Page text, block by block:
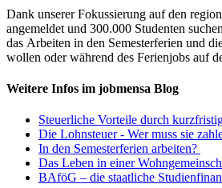
Dank unserer Fokussierung auf den
angemeldet und 300.000 Studenten
das Arbeiten in den Semesterferien und
wollen oder während des Ferienjobs auf
Weitere Infos im jobmensa Blog
Steuerliche Vorteile durch
Die Lohnsteuer - Wer muss sie
In den Semesterferien arbeiten?
Das Leben in einer
BAföG – die staatliche